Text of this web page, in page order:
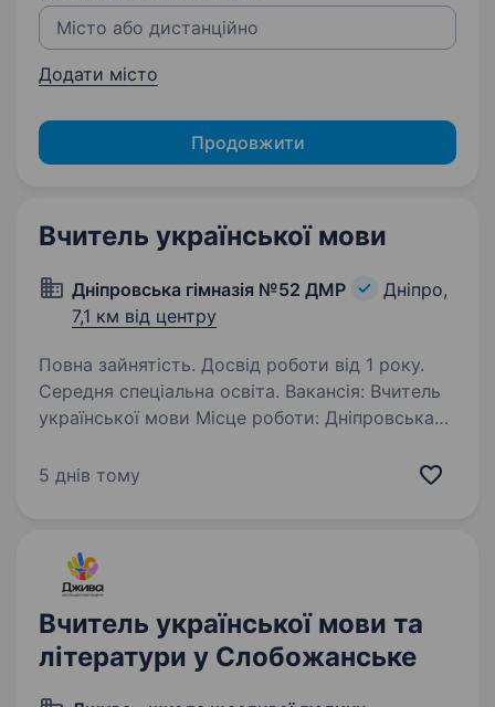
Додати місто
Продовжити
Вчитель української мови
Дніпровська гімназія №52 ДМР
Дніпро,
7,1 км від центру
Повна зайнятість. Досвід роботи від 1 року.
Середня спеціальна освіта. Вакансія: Вчитель
української мови Місце роботи: Дніпровська
Дніпро Вимоги: Досвід роботи вчителем
5 днів тому
Вчитель української мови та
літератури у Слобожанське